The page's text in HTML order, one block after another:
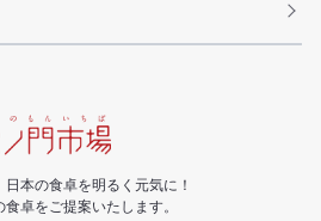
本の食卓を明るく元気に！
卓をご提案いたします。